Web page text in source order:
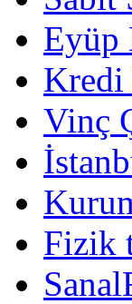
Eyüp
Kredi
Vinç
Fizik